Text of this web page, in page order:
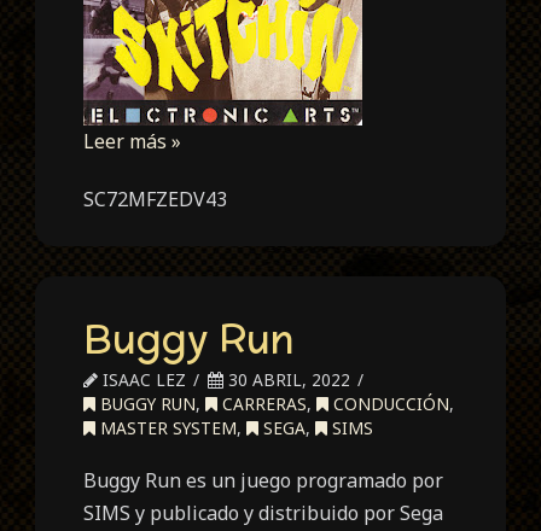
Leer más »
SC72MFZEDV43
Buggy Run
ISAAC LEZ
30 ABRIL, 2022
BUGGY RUN, CARRERAS, CONDUCCIÓN,
MASTER SYSTEM, SEGA, SIMS
Buggy Run es un juego programado por
SIMS y publicado y distribuido por Sega